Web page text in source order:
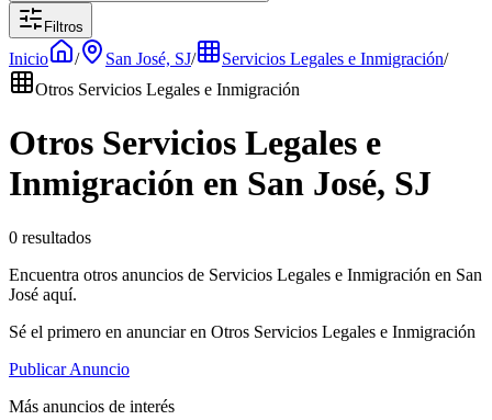
Filtros
Inicio / San José, SJ/ Servicios Legales e Inmigración/
Otros Servicios Legales e Inmigración
Otros Servicios Legales e
Inmigración en San José, SJ
0 resultados
Encuentra otros anuncios de Servicios Legales e Inmigración en San
José aquí.
Sé el primero en anunciar en Otros Servicios Legales e Inmigración
Publicar Anuncio
Más anuncios de interés